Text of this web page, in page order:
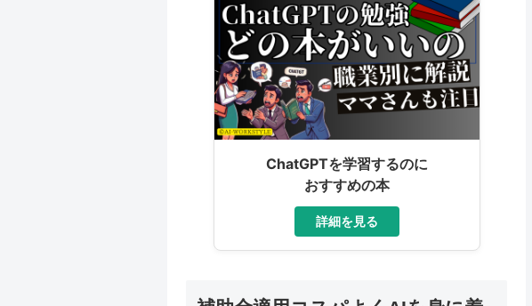
ChatGPTを学習するのに
おすすめの本
詳細を見る